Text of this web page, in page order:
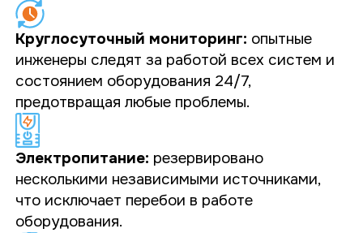
Круглосуточный мониторинг: опытные
инженеры следят за работой всех систем и
состоянием оборудования 24/7,
предотвращая любые проблемы.
Электропитание: резервировано
несколькими независимыми источниками,
что исключает перебои в работе
оборудования.